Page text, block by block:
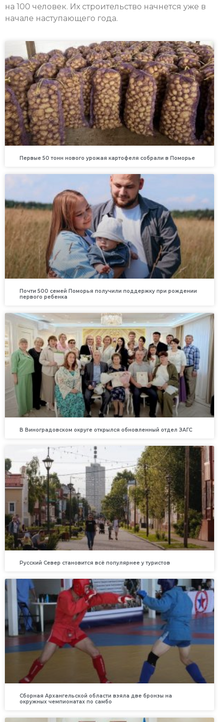
на 100 человек. Их строительство начнется уже в
начале наступающего года.
Первые 50 тонн нового урожая картофеля собрали в Поморье
Почти 500 семей Поморья получили поддержку при рождении
первого ребенка
В Виноградовском округе открылся обновленный отдел ЗАГС
Русский Север становится всё популярнее у туристов
Сборная Архангельской области взяла две бронзы на
окружных чемпионатах по самбо